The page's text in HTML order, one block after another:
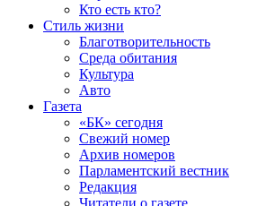
Кто есть кто?
Стиль жизни
Благотворительность
Среда обитания
Культура
Авто
Газета
«БК» сегодня
Свежий номер
Архив номеров
Парламентский вестник
Редакция
Читатели о газете